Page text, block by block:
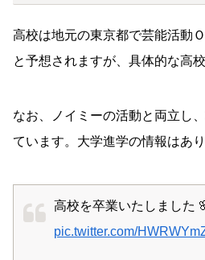
高校は地元の東京都で芸能活動
と予想されますが、具体的な高
なお、ノイミーの活動と両立し
ています。大学進学の情報はあり
高校を卒業いたしました
pic.twitter.com/